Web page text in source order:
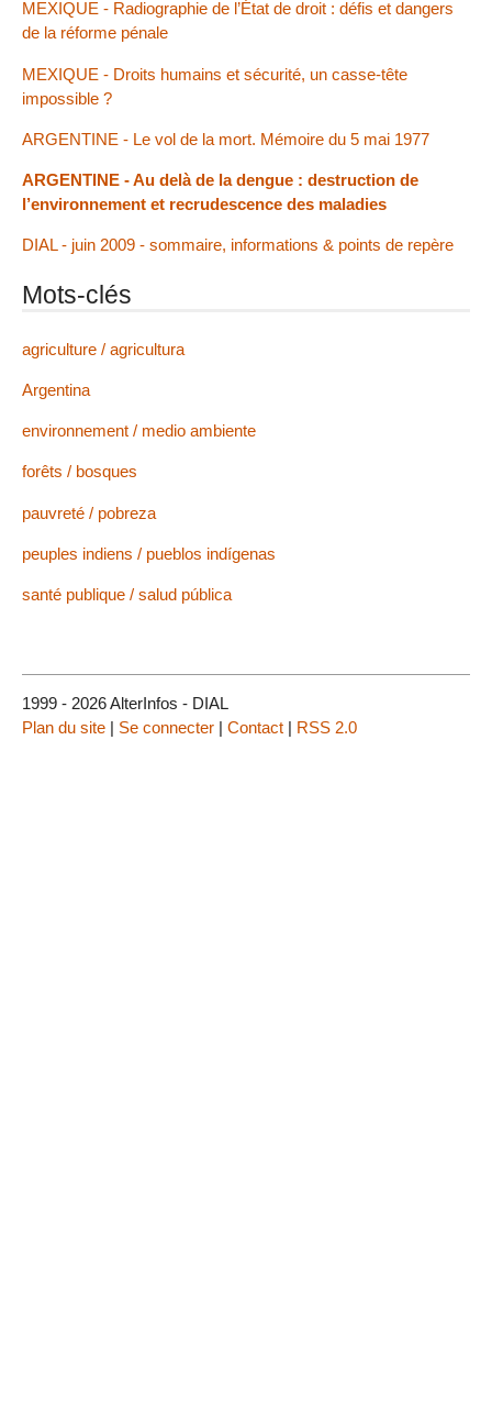
MEXIQUE - Radiographie de l’État de droit : défis et dangers
de la réforme pénale
MEXIQUE - Droits humains et sécurité, un casse-tête
impossible ?
ARGENTINE - Le vol de la mort. Mémoire du 5 mai 1977
ARGENTINE - Au delà de la dengue : destruction de
l’environnement et recrudescence des maladies
DIAL - juin 2009 - sommaire, informations & points de repère
Mots-clés
agriculture / agricultura
Argentina
environnement / medio ambiente
forêts / bosques
pauvreté / pobreza
peuples indiens / pueblos indígenas
santé publique / salud pública
1999 - 2026 AlterInfos - DIAL
Plan du site | Se connecter | Contact | RSS 2.0